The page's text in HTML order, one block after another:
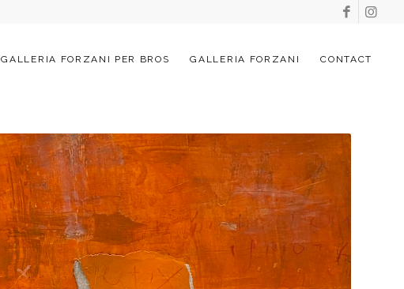
GALLERIA FORZANI PER BROS GALLERIA FORZANI CONTACT